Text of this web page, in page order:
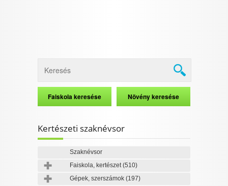
Kertészeti szaknévsor
Szaknévsor
Faiskola, kertészet(510)
Gépek, szerszámok (197)